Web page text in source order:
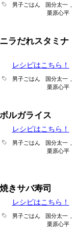
男子ごはん 国分太一
栗原心平
ラだれスタミナ
レシピはこちら！
男子ごはん 国分太一
栗原心平
ルガライス
レシピはこちら！
男子ごはん 国分太一
栗原心平
きサバ寿司
レシピはこちら！
男子ごはん 国分太一
栗原心平